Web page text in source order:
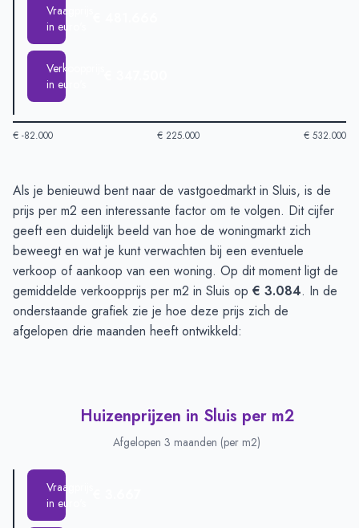
Vraagprijs
in euro's
Verkoopprijs
in euro's
€ -82.000 € 225.000 € 532.000
Huizenprijzen in Sluis-Afgelopen 3 maanden
Type
Bedrag
Vraagprijs in euro's
€ 481.666
Verkoopprijs in euro's
€ 347.500
Als je benieuwd bent naar de vastgoedmarkt in Sluis, is de
prijs per m2 een interessante factor om te volgen. Dit cijfer
geeft een duidelijk beeld van hoe de woningmarkt zich
beweegt en wat je kunt verwachten bij een eventuele
verkoop of aankoop van een woning. Op dit moment ligt de
gemiddelde verkoopprijs per m2 in Sluis op € 3.084. In de
onderstaande grafiek zie je hoe deze prijs zich de
afgelopen drie maanden heeft ontwikkeld:
Huizenprijzen in Sluis per m2
Afgelopen 3 maanden (per m2)
Vraagprijs
in euro's